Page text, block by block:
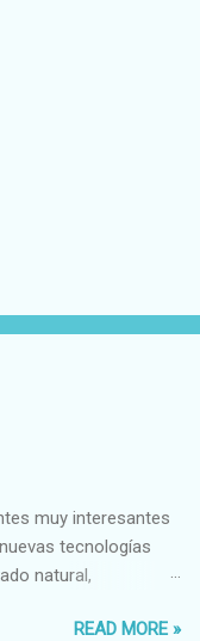
muy interesantes
tecnologías
natural,
READ MORE »